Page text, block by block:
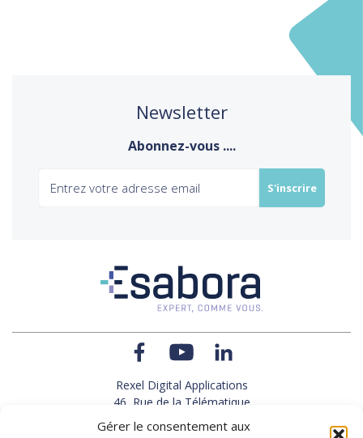
Gérer le consentement aux
Newsletter
Abonnez-vous ....
Rexel Digital Applications
46, Rue de la Télématique
Le Polygone 42000 SAINT-ETIENNE